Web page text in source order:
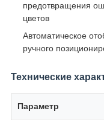
предотвращения
цветов
Автоматическое
ручного
Технические
Параметр